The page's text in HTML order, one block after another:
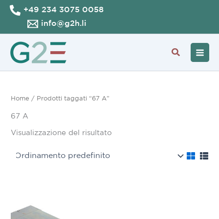
Vai
contenuto
+49 234 3075 0058
info@g2h.li
Cerca
Home / Prodotti taggati “67 A”
67 A
Visualizzazione del risultato